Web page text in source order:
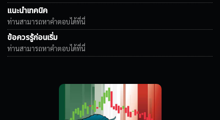
แนะนำเทคนิค
ท่านสามารถหาคำตอบได้ที่นี่
ข้อควรรู้ก่อนเริ่ม
ท่านสามารถหาคำตอบได้ที่นี่